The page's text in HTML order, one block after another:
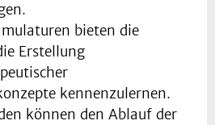
bieten die
Erstellung
kennenzulernen.
können den Ablauf der